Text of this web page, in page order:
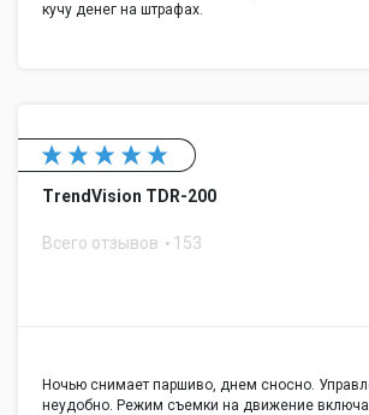
кучу денег на штрафах.
TrendVision TDR-200
Всего отзывов 153
Ночью снимает паршиво, днем сносно.
неудобно. Режим съемки на движение